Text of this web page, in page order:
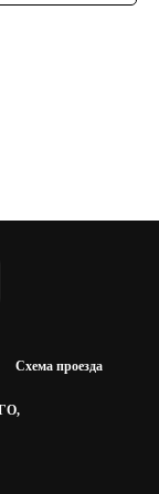
Схема проезда